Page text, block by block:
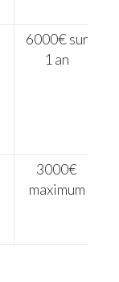
6000€ sur
1 an
3000€
maximum